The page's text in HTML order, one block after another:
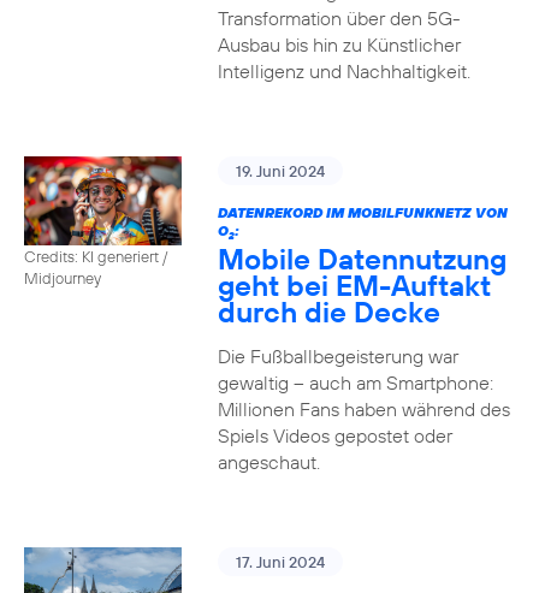
Transformation über den 5G-
Ausbau bis hin zu Künstlicher
Intelligenz und Nachhaltigkeit.
Credits: KI generiert /
Midjourney
19. Juni 2024
DATENREKORD IM MOBILFUNKNETZ VON
O2:
Mobile Datennutzung
geht bei EM-Auftakt
durch die Decke
Die Fußballbegeisterung war
gewaltig – auch am Smartphone:
Millionen Fans haben während des
Spiels Videos gepostet oder
angeschaut.
17. Juni 2024